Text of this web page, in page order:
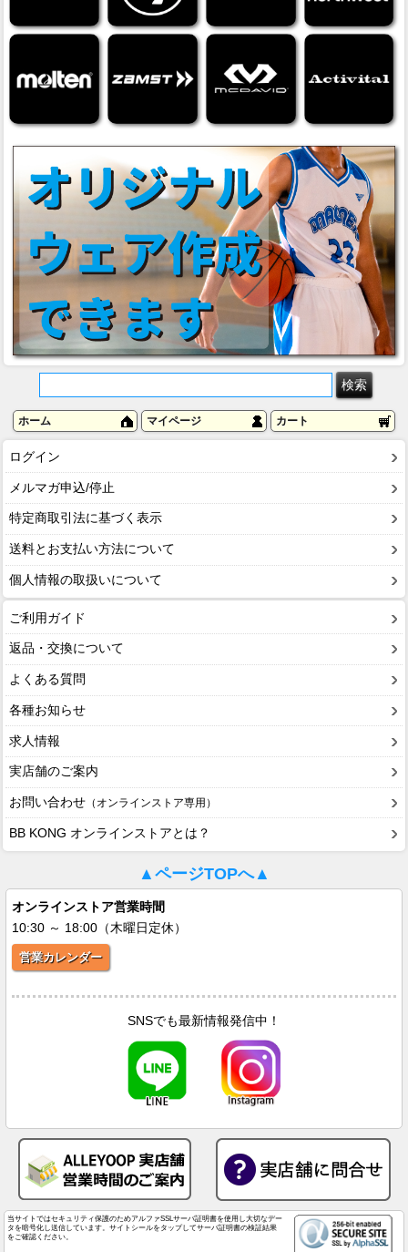
ホーム マイページ カート
ログイン
メルマガ申込/停止
特定商取引法に基づく表示
送料とお支払い方法について
個人情報の取扱いについて
ご利用ガイド
返品・交換について
よくある質問
各種お知らせ
求人情報
実店舗のご案内
お問い合わせ （オンラインストア専用）
BB KONG オンラインストアとは？
▲ページTOPへ▲
オンラインストア営業時間
10:30 ～ 18:00（木曜日定休）
営業カレンダー
SNSでも最新情報発信中！
当サイトではセキュリティ保護のためアルファSSLサーバ証明書を使用し大切なデー
タを暗号化し送信しています。サイトシールをタップしてサーバ証明書の検証結果
をご確認ください。